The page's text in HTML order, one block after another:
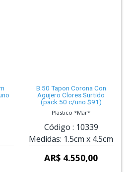
B.50 Tapon Corona Con
Agujero Clores Surtido
(pack 50 c/uno $91)
Plastico *Mar*
Código : 10339
Medidas: 1.5cm x 4.5cm
AR$ 4.550,00